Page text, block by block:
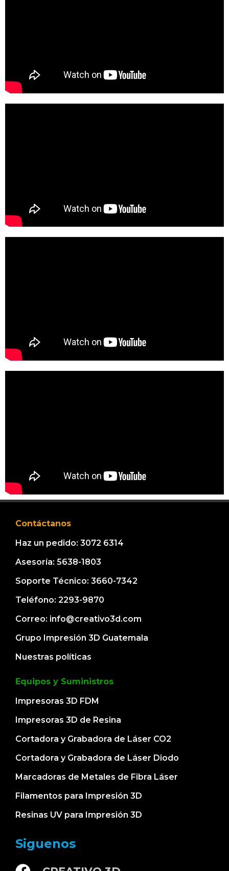
Contáctanos
Haz un pedido: 3072 6314
Asesoría: 5638-1803
Soporte Técnico: 3660-7342
Teléfono: 2293-9870
Correo: info@creativo3d.com
Grupo Impresión 3D Guatemala
Nuestras políticas
Equipos y Suministros
Impresoras 3D FDM
Impresoras 3D de Resina
Cortadora y Grabadora de Láser CO2
Cortadora y Grabadora de Láser Diodo
Marcadoras de Metales de Fibra Láser
Filamentos para Impresión 3D
Resinas UV para Impresión 3D
Siguenos